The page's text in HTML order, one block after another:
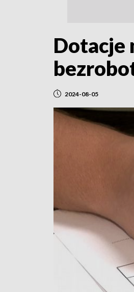
Dotacje
2024-08-05